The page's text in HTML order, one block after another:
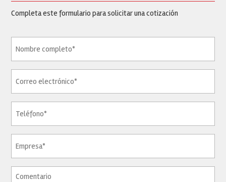
Completa este formulario para solicitar una cotización